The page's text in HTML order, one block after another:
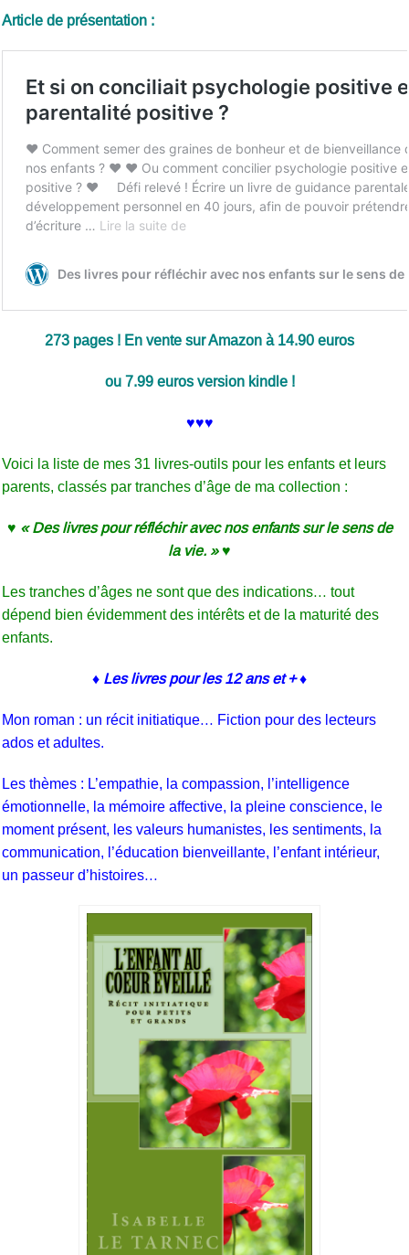
Article de présentation :
273 pages ! En vente sur Amazon à 14.90 euros
ou 7.99 euros version kindle !
♥♥♥
Voici la liste de mes 31 livres-outils pour les enfants et leurs
parents, classés par tranches d’âge de ma collection :
♥ « Des livres pour réfléchir avec nos enfants sur le sens de
la vie. »♥
Les tranches d’âges ne sont que des indications… tout
dépend bien évidemment des intérêts et de la maturité des
enfants.
♦ Les livres pour les 12 ans et + ♦
Mon roman : un récit initiatique… Fiction pour des lecteurs
ados et adultes.
Les thèmes : L’empathie, la compassion, l’intelligence
émotionnelle, la mémoire affective, la pleine conscience, le
moment présent, les valeurs humanistes, les sentiments, la
communication, l’éducation bienveillante, l’enfant intérieur,
un passeur d’histoires…